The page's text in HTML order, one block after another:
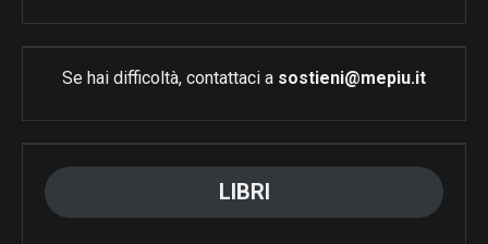
Se hai difficoltà, contattaci a sostieni@mepiu.it
LIBRI